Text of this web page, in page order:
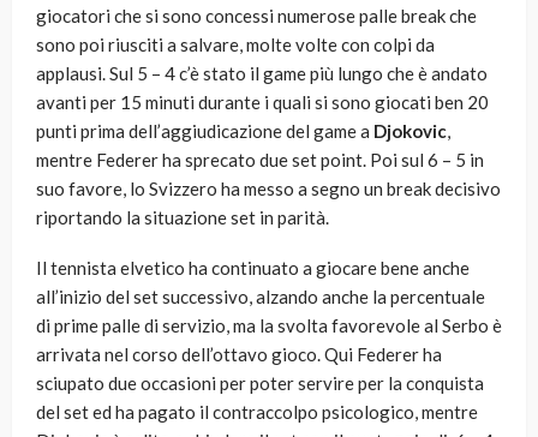
giocatori che si sono concessi numerose palle break che
sono poi riusciti a salvare, molte volte con colpi da
applausi. Sul 5 – 4 c’è stato il game più lungo che è andato
avanti per 15 minuti durante i quali si sono giocati ben 20
punti prima dell’aggiudicazione del game a Djokovic,
mentre Federer ha sprecato due set point. Poi sul 6 – 5 in
suo favore, lo Svizzero ha messo a segno un break decisivo
riportando la situazione set in parità.
Il tennista elvetico ha continuato a giocare bene anche
all’inizio del set successivo, alzando anche la percentuale
di prime palle di servizio, ma la svolta favorevole al Serbo è
arrivata nel corso dell’ottavo gioco. Qui Federer ha
sciupato due occasioni per poter servire per la conquista
del set ed ha pagato il contraccolpo psicologico, mentre